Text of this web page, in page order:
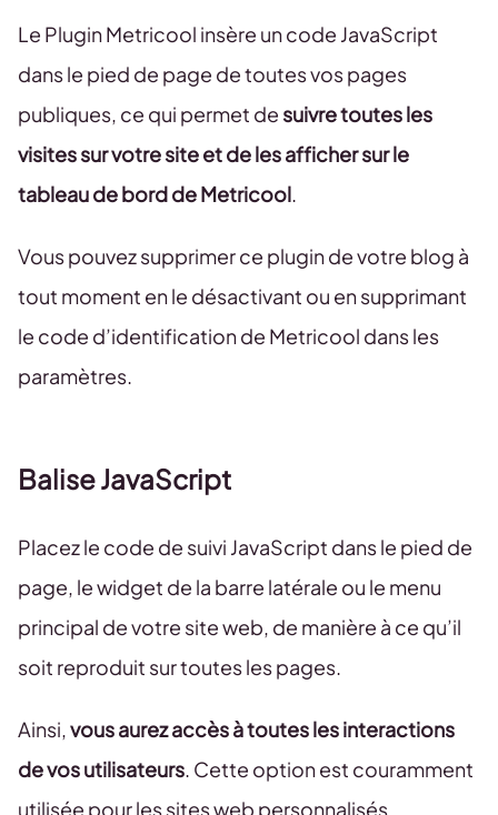
Le Plugin Metricool insère un code JavaScript
dans le pied de page de toutes vos pages
publiques, ce qui permet de suivre toutes les
visites sur votre site et de les afficher sur le
tableau de bord de Metricool.
Vous pouvez supprimer ce plugin de votre blog à
tout moment en le désactivant ou en supprimant
le code d’identification de Metricool dans les
paramètres.
Balise JavaScript
Placez le code de suivi JavaScript dans le pied de
page, le widget de la barre latérale ou le menu
principal de votre site web, de manière à ce qu’il
soit reproduit sur toutes les pages.
Ainsi,vous aurez accès à toutes les interactions
de vos utilisateurs. Cette option est couramment
utilisée pour les sites web personnalisés,